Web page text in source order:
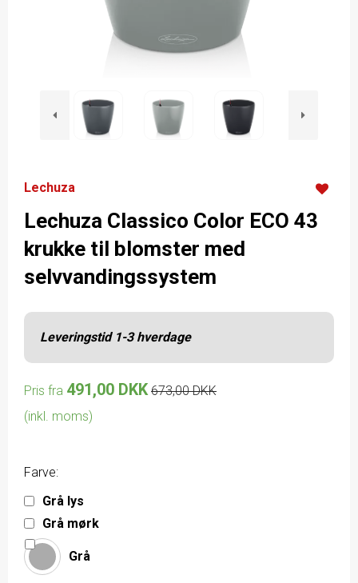
Lechuza
Lechuza Classico Color ECO 43
krukke til blomster med
selvvandingssystem
Leveringstid 1-3 hverdage
Pris fra 491,00 DKK 673,00 DKK
(inkl. moms)
Farve:
Grå lys
Grå mørk
Grå